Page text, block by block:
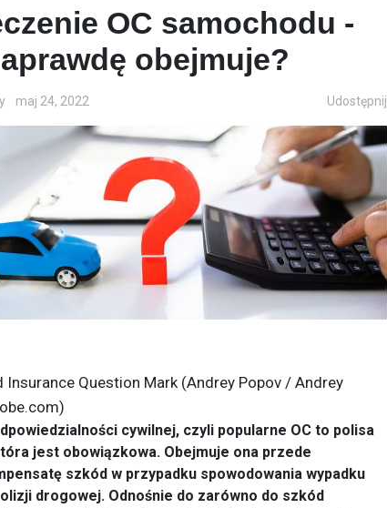
OC samochodu -
obejmuje?
maj 24, 2022 Udostępnij
Insurance Question Mark (Andrey Popov / Andrey
cywilnej, czyli popularne OC to polisa
jest obowiązkowa. Obejmuje ona przede
szkód w przypadku spowodowania wypadku
drogowej. Odnośnie do zarówno do szkód